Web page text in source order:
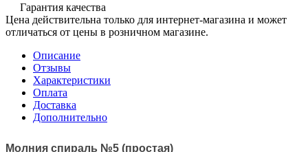
Гарантия качества
Цена действительна только для интернет-магазина и может
отличаться от цены в розничном магазине.
Описание
Отзывы
Характеристики
Оплата
Доставка
Дополнительно
Молния спираль №5 (простая)